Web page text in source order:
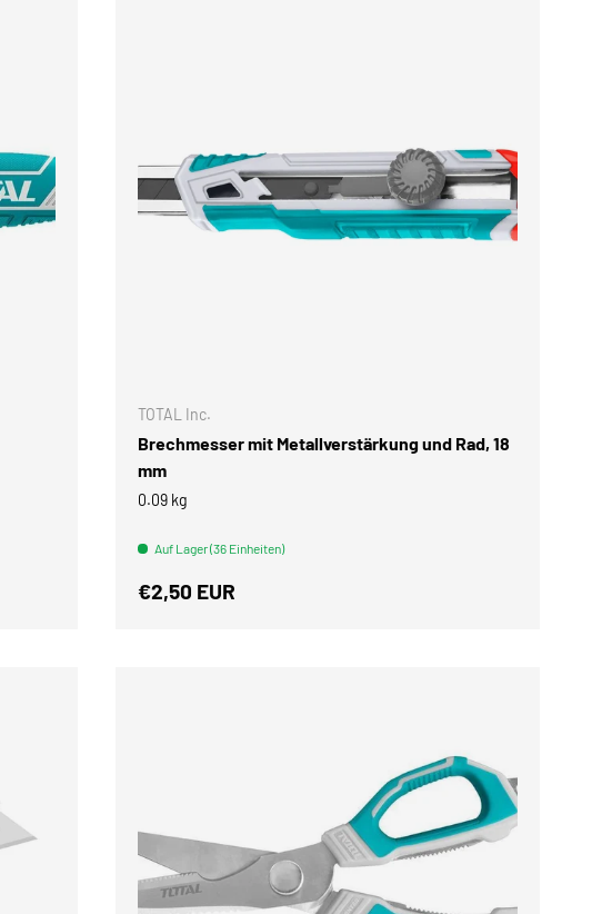
TOTAL Inc.
Brechmesser mit Metallverstärkung und Rad, 18
mm
0.09 kg
Auf Lager (36 Einheiten)
Normaler Preis
€2,50 EUR